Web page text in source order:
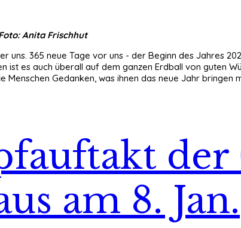
Anita Frischhut
uns. 365 neue Tage vor uns - der Beginn des Jahres
ist es auch überall auf dem ganzen Erdball von guten
Menschen Gedanken, was ihnen das neue Jahr bringen
der
am 8. Jan.